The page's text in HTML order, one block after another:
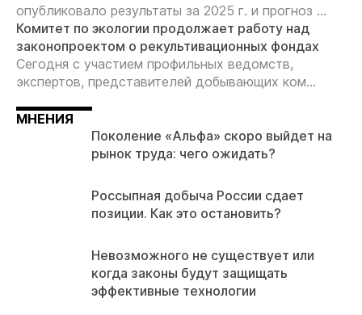
опубликовало результаты за 2025 г. и прогноз ...
Комитет по экологии продолжает работу над
законопроектом о рекультивационных фондах
Сегодня с участием профильных ведомств,
экспертов, представителей добывающих ком...
МНЕНИЯ
Поколение «Альфа» скоро выйдет на
рынок труда: чего ожидать?
Россыпная добыча России сдает
позиции. Как это остановить?
Невозможного не существует или
когда законы будут защищать
эффективные технологии